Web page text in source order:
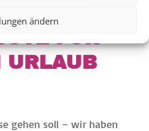
ändern
FÜR
URLAUB
gehen soll – wir haben